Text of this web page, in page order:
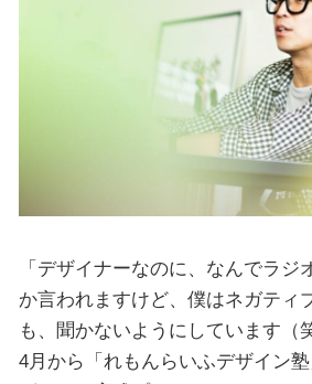
「デザイナーなのに、なんでラジ
か言われますけど、僕はネガティ
も、聞かないようにしています（
4月から「れもんらいふデザイン